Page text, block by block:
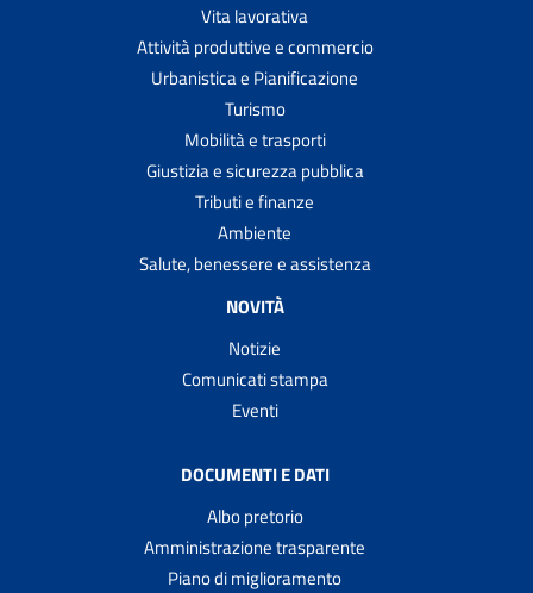
Vita lavorativa
Attività produttive e commercio
Urbanistica e Pianificazione
Turismo
Mobilità e trasporti
Giustizia e sicurezza pubblica
Tributi e finanze
Ambiente
Salute, benessere e assistenza
NOVITÀ
Notizie
Comunicati stampa
Eventi
DOCUMENTI E DATI
Albo pretorio
Amministrazione trasparente
Piano di miglioramento